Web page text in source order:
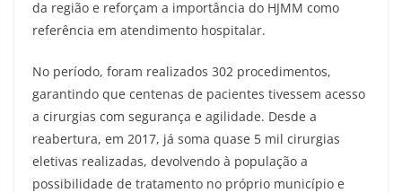
da região e reforçam a importância do HJMM como
referência em atendimento hospitalar.
No período, foram realizados 302 procedimentos,
garantindo que centenas de pacientes tivessem acesso
a cirurgias com segurança e agilidade. Desde a
reabertura, em 2017, já soma quase 5 mil cirurgias
eletivas realizadas, devolvendo à população a
possibilidade de tratamento no próprio município e